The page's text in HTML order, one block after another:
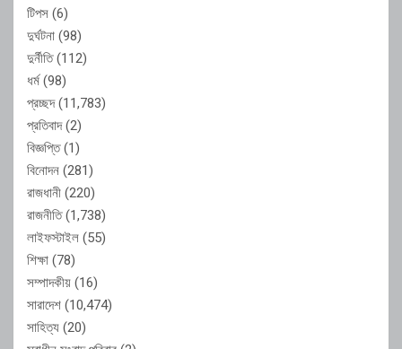
টিপস (6)
দুর্ঘটনা (98)
দুর্নীতি(112)
ধর্ম(98)
প্রচ্ছদ(11,783)
প্রতিবাদ(2)
বিজ্ঞপ্তি(1)
বিনোদন (281)
রাজধানী (220)
রাজনীতি(1,738)
লাইফস্টাইল (55)
শিক্ষা (78)
সম্পাদকীয় (16)
সারাদেশ (10,474)
সাহিত্য (20)